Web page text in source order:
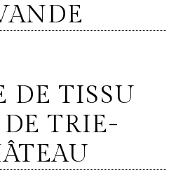
DE TISSU
DE TRIE-